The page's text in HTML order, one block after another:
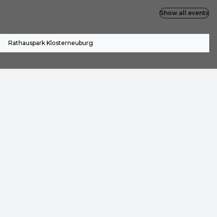
Rathauspark Klosterneuburg
Show all events